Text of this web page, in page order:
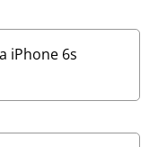
iPhone 6s